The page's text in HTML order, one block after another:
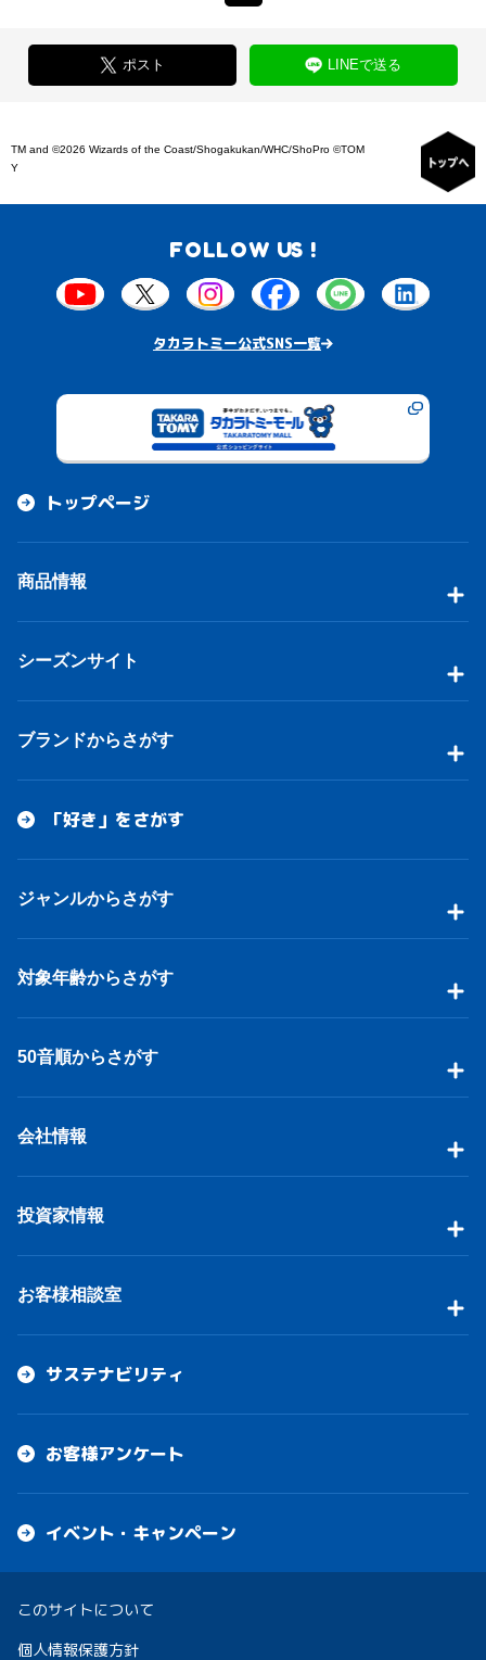
ポスト LINEで送る
TM and ©2026 Wizards of the Coast/Shogakukan/WHC/ShoPro ©TOM
Y
FOLLOW US !
タカラトミー公式SNS一覧
トップページ
商品情報
シーズンサイト
ブランドからさがす
「好き」をさがす
ジャンルからさがす
対象年齢からさがす
50音順からさがす
会社情報
投資家情報
お客様相談室
サステナビリティ
お客様アンケート
イベント・キャンペーン
このサイトについて
個人情報保護方針